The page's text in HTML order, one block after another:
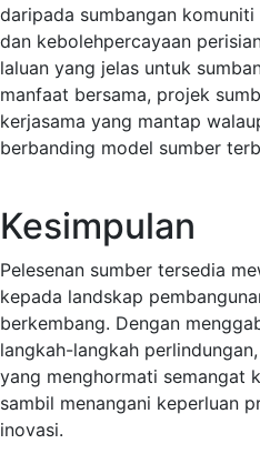
daripada sumbangan
dan kebolehpercayaan
laluan yang jelas untuk
manfaat bersama, projek
kerjasama yang mantap
berbanding model sumber
Kesimpulan
Pelesenan sumber tersedia
kepada landskap
berkembang. Dengan
langkah-langkah
yang menghormati semangat
sambil menangani keperluan
inovasi.